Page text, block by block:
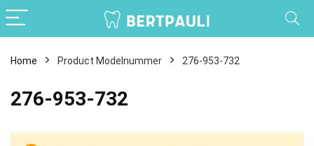
Home Product Modelnummer 276-953-732
276-953-732